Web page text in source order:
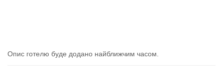
Опис готелю буде додано найближчим часом.